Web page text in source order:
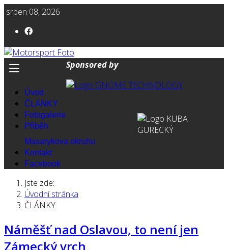
srpen 08, 2026
Sponsored by
Úvod
ČLÁNKY
Fotogalerie
Příběh
Masarykova okruhu
Kontakt
Facebook
Jste zde:
Úvodní stránka
ČLÁNKY
Náměšť nad Oslavou, to není jen
Zámecký vrch